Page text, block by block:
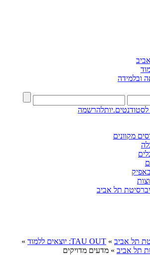
ובלמידה
לסטודנטים.יותלהרשמה
מקוונים
תל אביב
תל אביב » TAU OUT: יוצאים ללמוד
»
תל אביב » מדעים מדויקים